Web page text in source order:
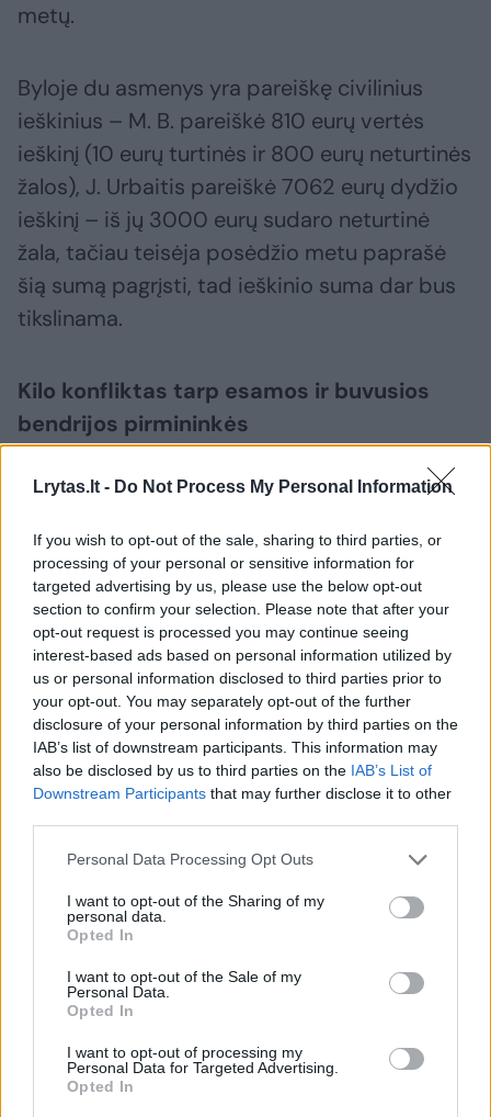
Lrytas.lt - Do Not Process My Personal Information
If you wish to opt-out of the sale, sharing to third parties, or
processing of your personal or sensitive information for
targeted advertising by us, please use the below opt-out
section to confirm your selection. Please note that after your
opt-out request is processed you may continue seeing
interest-based ads based on personal information utilized by
us or personal information disclosed to third parties prior to
your opt-out. You may separately opt-out of the further
disclosure of your personal information by third parties on the
IAB’s list of downstream participants. This information may
also be disclosed by us to third parties on the IAB’s List of
Downstream Participants that may further disclose it to other
Personal Data Processing Opt Outs
I want to opt-out of the Sharing of my
personal data.
Opted In
I want to opt-out of the Sale of my
Personal Data.
Opted In
I want to opt-out of processing my
Personal Data for Targeted Advertising.
Opted In
metų.
Byloje du asmenys yra pareiškę civilinius
ieškinius – M. B. pareiškė 810 eurų vertės
ieškinį (10 eurų turtinės ir 800 eurų neturtinės
žalos), J. Urbaitis pareiškė 7062 eurų dydžio
ieškinį – iš jų 3000 eurų sudaro neturtinė
žala, tačiau teisėja posėdžio metu paprašė
šią sumą pagrįsti, tad ieškinio suma dar bus
tikslinama.
Kilo konfliktas tarp esamos ir buvusios
bendrijos pirmininkės
„Kas vyksta Kaune“ žiniomis, konfliktas kilo
dėl buto renovacijos tarp esamos
daugiabučių bendrijos pirmininkės ir L.
Butkevičienės, kuri šias pareigas ėjo anksčiau.
Portalo turimais duomenimis, dėl šio įvykio
tiek L. Butkevičienė, tiek J. Urbaitis kreipėsi į
policiją, tačiau, kaip minėjome, ikiteisminis
tyrimas galiausiai buvo pradėtas L.
Butkevičienės atžvilgiu. L. Butkevičienė dar
bandė rašyti pareiškimą prokuratūrai dėl
ikiteisminio tyrimo pradėjimo pagal BK 284
str. (viešosios tvarkos pažeidimas).
Pareiškime L. Butkevičienė nurodė, jog
mėgino pasirašyti dalyvių sąraše, kas buvo
trukdoma padaryti. Taip pat ji dėstė, jog jos
manymu, J. Urbaitis bandė ją griebti, smarkiai
trūktelėjo.